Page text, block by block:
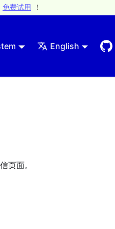
免费试用 ！
English
页面。